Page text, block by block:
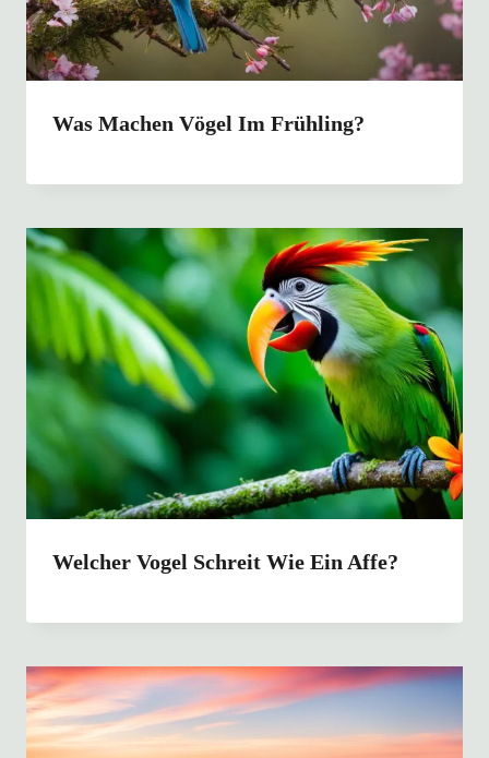
Was Machen Vögel Im Frühling?
Welcher Vogel Schreit Wie Ein Affe?